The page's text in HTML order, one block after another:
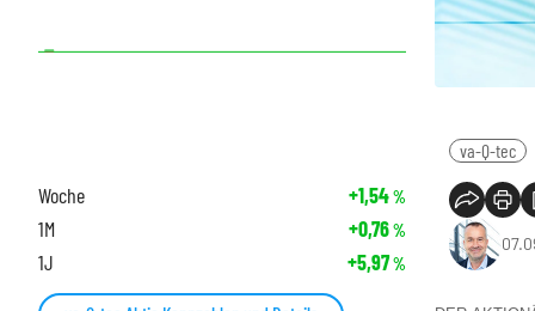
va-Q-tec
Woche +1,54%
1M +0,76%
1J +5,97%